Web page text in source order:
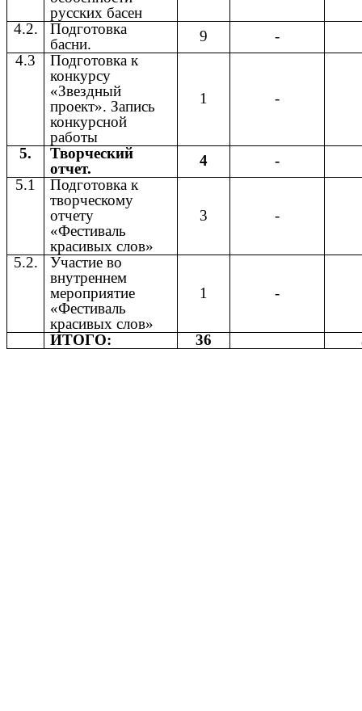
русских басен
4.2.
Подготовка
басни.
9
-
4.3
Подготовка к
конкурсу
«Звездный
проект». Запись
конкурсной
работы
1 -
5.
Творческий
отчет.
4
-
5.1
Подготовка к
творческому
отчету
«Фестиваль
красивых слов»
3 -
5.2.
Участие во
внутреннем
мероприятие
«Фестиваль
красивых слов»
1 -
ИТОГО: 36